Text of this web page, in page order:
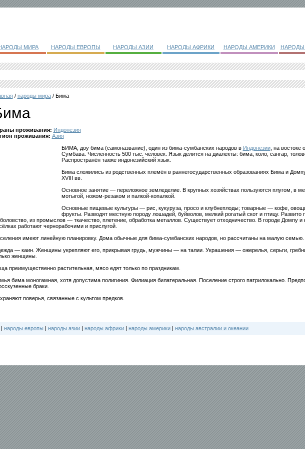
МИРА НАРОДЫ ЕВРОПЫ НАРОДЫ АЗИИ НАРОДЫ АФРИКИ НАРОДЫ АМЕРИКИ НАРОДЫ
/ народы мира/ Бима
проживания: Индонезия
проживания: Азия
БИМА, доу бима (самоназвание), один из бима-сумбанских народов в Индонезии, на востоке
Сумбава. Численность 500 тыс. человек. Язык делится на диалекты: бима, коло, сангар,
Распространён также индонезийский язык.
Бима сложились из родственных племён в раннегосударственных образованиях Бима и
XVIII вв.
Основное занятие — переложное земледелие. В крупных хозяйствах пользуются плугом, в
мотыгой, ножом-резаком и палкой-копалкой.
Основные пищевые культуры — рис, кукуруза, просо и клубнеплоды; товарные — кофе,
фрукты. Разводят местную породу лошадей, буйволов, мелкий рогатый скот и птицу. Развито
из промыслов — ткачество, плетение, обработка металлов. Существует отходничество. В городе Домпу и
работают чернорабочими и прислугой.
имеют линейную планировку. Дома обычные для бима-сумбанских народов, но рассчитаны на малую семью.
— каин. Женщины укрепляют его, прикрывая грудь, мужчины — на талии. Украшения — ожерелья, серьги,
женщины.
преимущественно растительная, мясо едят только по праздникам.
бима моногамная, хотя допустима полигиния. Филиация билатеральная. Поселение строго патрилокально.
браки.
поверья, связанные с культом предков.
народы европы | народы азии| народы африки| народы америки | народы австралии и океании